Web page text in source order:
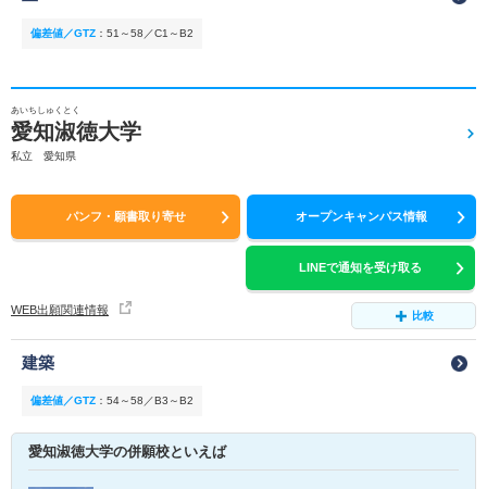
偏差値／GTZ ： 51～58／C1～B2
あいちしゅくとく
愛知淑徳大学
私立 愛知県
パンフ・願書取り寄せ オープンキャンパス情報
LINEで通知を受け取る
WEB出願関連情報 比較
建築
偏差値／GTZ ： 54～58／B3～B2
愛知淑徳大学の併願校といえば